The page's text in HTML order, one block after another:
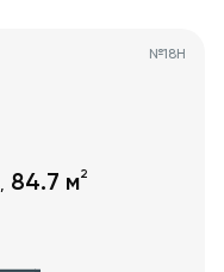
№18Н
, 84.7 м2